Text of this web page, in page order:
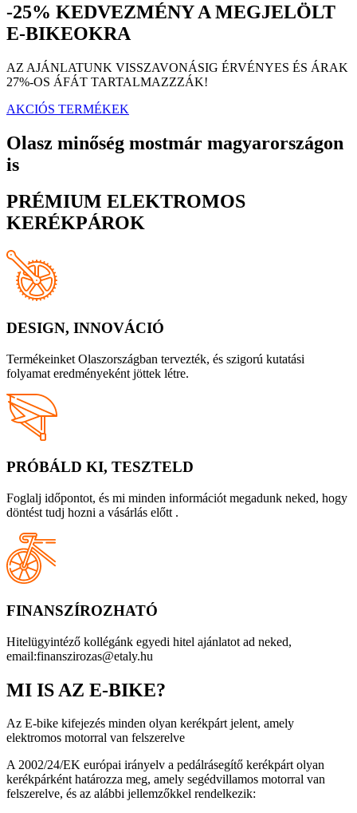
-25% KEDVEZMÉNY A MEGJELÖLT
E-BIKEOKRA
AZ AJÁNLATUNK VISSZAVONÁSIG ÉRVÉNYES ÉS ÁRAK
27%-OS ÁFÁT TARTALMAZZZÁK!
AKCIÓS TERMÉKEK
Olasz minőség mostmár magyarországon
is
PRÉMIUM ELEKTROMOS
KERÉKPÁROK
DESIGN, INNOVÁCIÓ
Termékeinket Olaszországban tervezték, és szigorú kutatási
folyamat eredményeként jöttek létre.
PRÓBÁLD KI, TESZTELD
Foglalj időpontot, és mi minden információt megadunk neked, hogy
döntést tudj hozni a vásárlás előtt .
FINANSZÍROZHATÓ
Hitelügyintéző kollégánk egyedi hitel ajánlatot ad neked,
email:finanszirozas@etaly.hu
MI IS AZ E-BIKE?
Az E-bike kifejezés minden olyan kerékpárt jelent, amely
elektromos motorral van felszerelve
A 2002/24/EK európai irányelv a pedálrásegítő kerékpárt olyan
kerékpárként határozza meg, amely segédvillamos motorral van
felszerelve, és az alábbi jellemzőkkel rendelkezik: